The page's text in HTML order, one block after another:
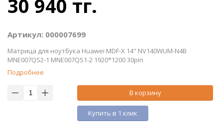
30 940 тг.
Артикул: 000007699
Матрица для ноутбука Huawei MDF-X 14" NV140WUM-N4B
MNE007QS2-1 MNE007QS1-2 1920*1200 30pin
Подробнее
В корзину
Купить в 1 клик